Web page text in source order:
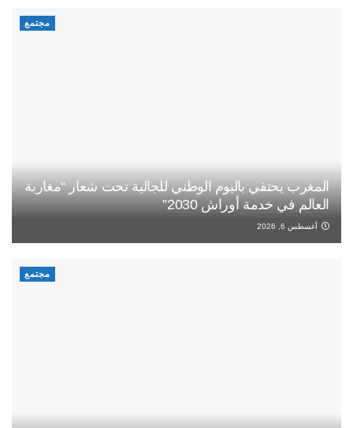
مجتمع
المغرب يحتفي باليوم الوطني للجالية تحت شعار “مغاربة
العالم في خدمة أوراش 2030”
أغسطس 6, 2026
مجتمع